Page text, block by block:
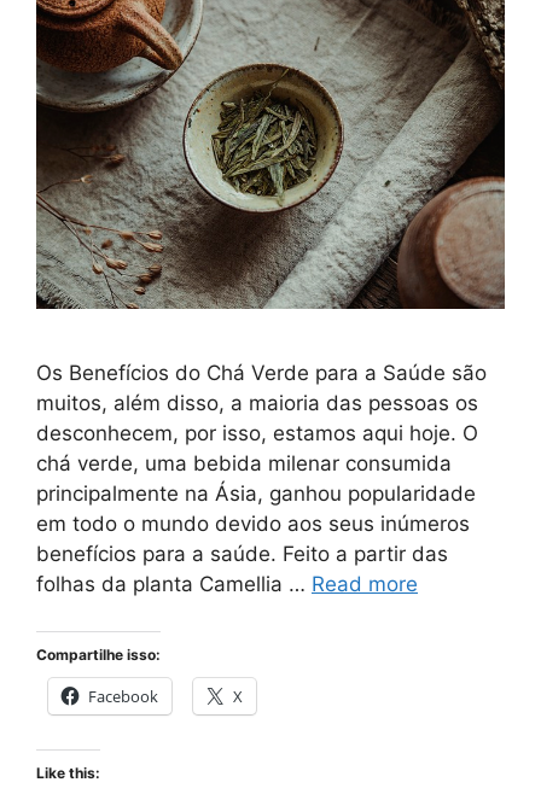
Os Benefícios do Chá Verde para a Saúde são
muitos, além disso, a maioria das pessoas os
desconhecem, por isso, estamos aqui hoje. O
chá verde, uma bebida milenar consumida
principalmente na Ásia, ganhou popularidade
em todo o mundo devido aos seus inúmeros
benefícios para a saúde. Feito a partir das
folhas da planta Camellia … Read more
Compartilhe isso:
Facebook X
Like this: